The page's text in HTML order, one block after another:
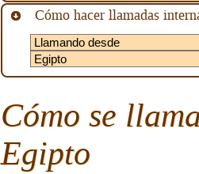
Cómo hacer llamadas
Cómo se
Egipto